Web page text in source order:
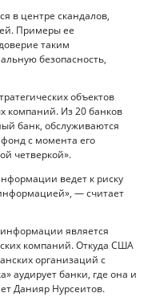
в центре скандалов,
Примеры ее
таким
безопасность,
объектов
компаний. Из 20 банков
банк, обслуживаются
с момента его
четверкой».
ведет к риску
— считает
является
компаний. Откуда США
организаций с
аудирует банки, где она и
Данияр Нурсеитов.